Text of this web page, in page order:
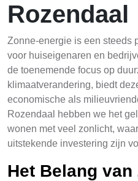
Rozendaal
Zonne-energie is een steeds
voor huiseigenaren en
de toenemende focus op
klimaatverandering, biedt
economische als
Rozendaal hebben we het
wonen met veel zonlicht,
uitstekende investering zijn
Het Belang